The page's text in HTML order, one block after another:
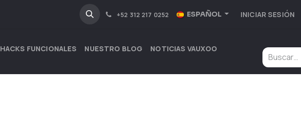
INDUSTRIAS +52 312 217 0252 ESPAÑOL INICIAR SESIÓN
HACKS FUNCIONALES NUESTRO BLOG
NOTICIAS VAUXOO